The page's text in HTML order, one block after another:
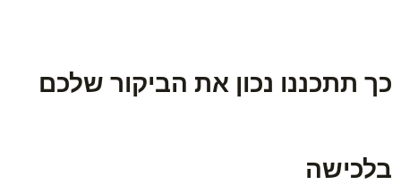
כך תתכננו נכון את הביקור שלכם
בלכישה